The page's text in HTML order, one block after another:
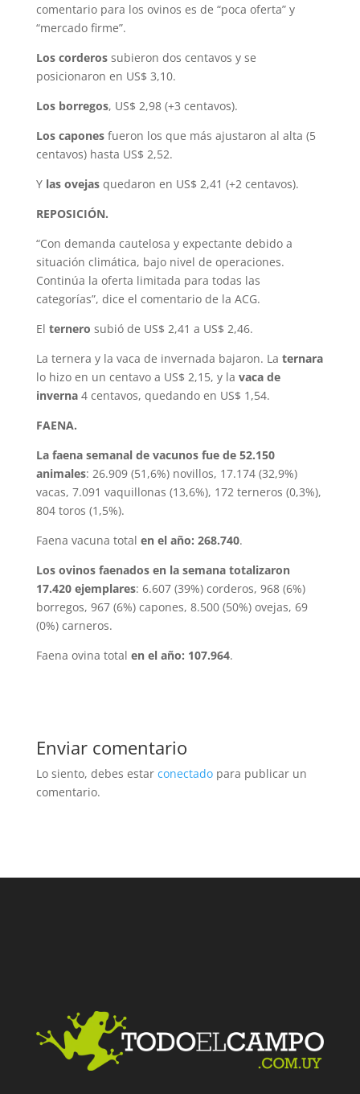
comentario para los ovinos es de “poca oferta” y
“mercado firme”.
Los corderossubieron dos centavos y se
posicionaron en US$ 3,10.
Los borregos, US$ 2,98 (+3 centavos).
Los caponesfueron los que más ajustaron al alta (5
centavos) hasta US$ 2,52.
Y las ovejasquedaron en US$ 2,41 (+2 centavos).
REPOSICIÓN.
“Con demanda cautelosa y expectante debido a
situación climática, bajo nivel de operaciones.
Continúa la oferta limitada para todas las
categorías”, dice el comentario de la ACG.
El ternero subió de US$ 2,41 a US$ 2,46.
La ternera y la vaca de invernada bajaron. La ternara
lo hizo en un centavo a US$ 2,15, y la vaca de
inverna4 centavos, quedando en US$ 1,54.
FAENA.
La faena semanal de vacunos fue de 52.150
animales: 26.909 (51,6%) novillos, 17.174 (32,9%)
vacas, 7.091 vaquillonas (13,6%), 172 terneros (0,3%),
804 toros (1,5%).
Faena vacuna total en el año: 268.740.
Los ovinos faenados en la semana totalizaron
17.420 ejemplares: 6.607 (39%) corderos, 968 (6%)
borregos, 967 (6%) capones, 8.500 (50%) ovejas, 69
(0%) carneros.
Faena ovina total en el año: 107.964.
Enviar comentario
Lo siento, debes estar conectadopara publicar un
comentario.
Facebook